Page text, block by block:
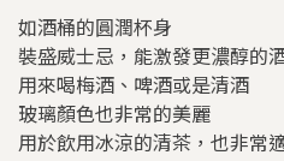
如酒桶的圓潤杯身
裝盛威士忌，能激發更濃醇的
用來喝梅酒、啤酒或是清酒
玻璃顏色也非常的美麗
用於飲用冰涼的清茶，也非常